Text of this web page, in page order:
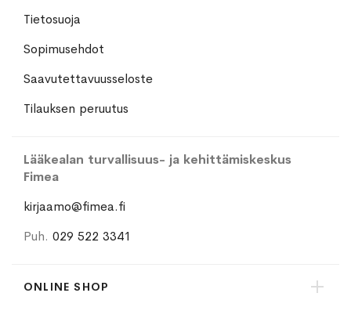
Tietosuoja
Sopimusehdot
Saavutettavuusseloste
Tilauksen peruutus
Lääkealan turvallisuus- ja kehittämiskeskus
Fimea
kirjaamo@fimea.fi
Puh. 029 522 3341
ONLINE SHOP